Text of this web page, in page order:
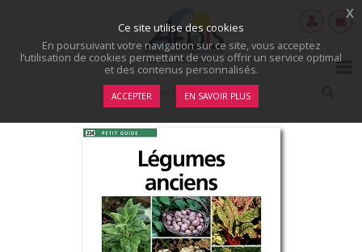
Ce site utilise des cookies
En poursuivant votre navigation sur ce site, vous acceptez
l’utilisation de cookies permettant de vous offrir un service optimal
et des contenus personnalisés.
ACCEPTER EN SAVOIR PLUS
x